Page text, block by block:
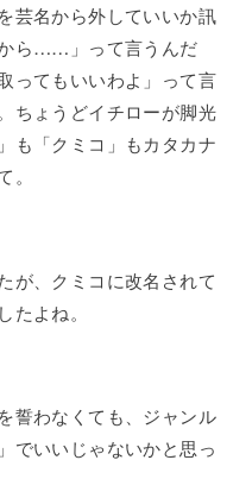
芸名から外していいか訊
ら……」って言うんだ
ってもいいわよ」って言
ちょうどイチローが脚光
も「クミコ」もカタカナ
が、クミコに改名されて
よね。
誓わなくても、ジャンル
でいいじゃないかと思っ